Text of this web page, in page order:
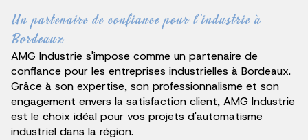
Un partenaire de confiance pour l'industrie à
Bordeaux
AMG Industrie s'impose comme un partenaire de
confiance pour les entreprises industrielles à Bordeaux.
Grâce à son expertise, son professionnalisme et son
engagement envers la satisfaction client, AMG Industrie
est le choix idéal pour vos projets d'automatisme
industriel dans la région.